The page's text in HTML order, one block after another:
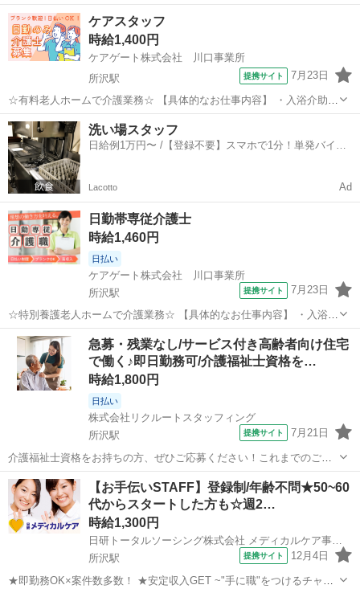
助(衣類の着脱、洗髪 など) ・食事介助(食事サポート、配膳 など) ・排
泄介助(トイレ誘導、おむつ交換 など) ・環境整備(掃除、洗濯、リネン
交換 など)...
埼玉 所沢市 所沢駅
ケアスタッフ
時給1,400円
ケアゲート株式会社 川口事業所
所沢駅
提携サイト 7月23日
☆有料老人ホームで介護業務☆ 【具体的なお仕事内容】 ・入浴介助
(衣類の着脱、洗髪 など) ・食事介助(食事サポート、配膳 など) ・排泄
介助(トイレ誘導、おむつ交換 など) ・環境整備(掃除、洗濯、リネン交
換 など) ...
埼玉 所沢市 所沢駅
洗い場スタッフ
日給例1万円〜 /【登録不要】スマホで1分！単発バイト
Lacotto Ad
日勤帯専従介護士
時給1,460円
日払い
ケアゲート株式会社 川口事業所
所沢駅
提携サイト 7月23日
☆特別養護老人ホームで介護業務☆ 【具体的なお仕事内容】 ・入浴介
助(衣類の着脱、洗髪 など) ・食事介助(食事サポート、配膳 など) ・排
泄介助(トイレ誘導、おむつ交換 など) ・環境整備(掃除、洗濯、リネン
交換 など)...
埼玉 所沢市 所沢駅 介護
急募・残業なし/サービス付き高齢者向け住宅
で働く♪即日勤務可/介護福祉士資格を…
時給1,800円
日払い
株式会社リクルートスタッフィング
所沢駅
提携サイト 7月21日
介護福祉士資格をお持ちの方、ぜひご応募ください！これまでのご経
験や知識を活かしながら、現場で即戦力としてご活躍いただける環境
です。さらにスキルアップしたい方や、リーダーシップを発揮したい
方も大歓迎です。安心のサポート体制を整...
埼玉 所沢市 所沢駅
【お手伝いSTAFF】登録制/年齢不問★50~60
代からスタートした方も☆週2…
時給1,300円
日研トータルソーシング株式会社 メディカルケア事業部
所沢駅
提携サイト 12月4日
★即勤務OK×案件数多数！ ★安定収入GET ~"手に職"をつけるチャン